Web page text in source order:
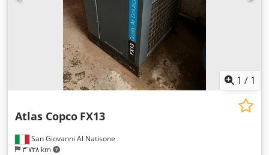
1 / 1
San Giovanni Al Natisone
۳٬۷۳۸ km
Atlas Copco FX13